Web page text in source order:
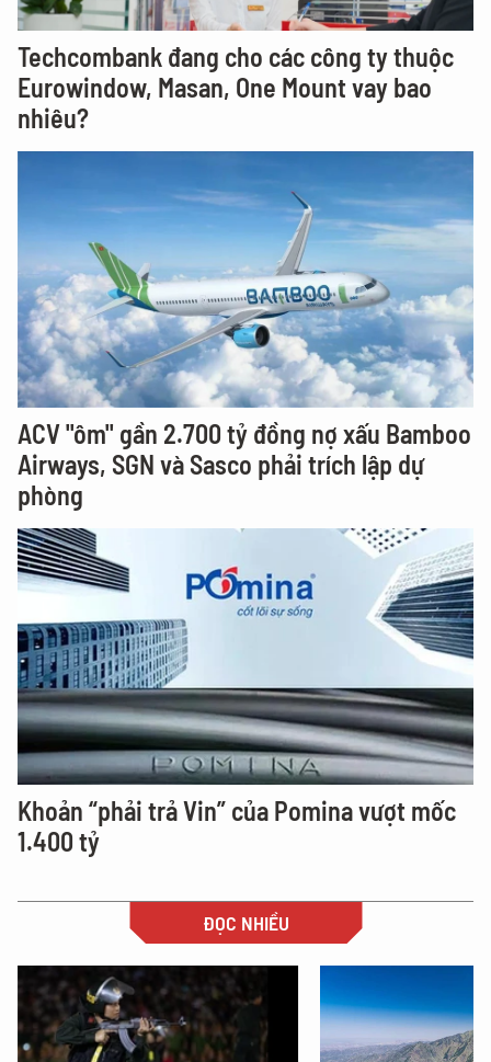
Techcombank đang cho các công ty thuộc
Eurowindow, Masan, One Mount vay bao
nhiêu?
ACV "ôm" gần 2.700 tỷ đồng nợ xấu Bamboo
Airways, SGN và Sasco phải trích lập dự
phòng
Khoản “phải trả Vin” của Pomina vượt mốc
1.400 tỷ
ĐỌC NHIỀU